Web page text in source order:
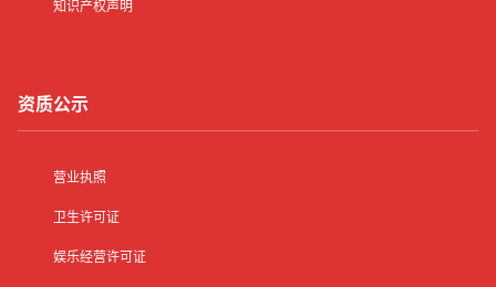
知识产权声明
资质公示
营业执照
卫生许可证
娱乐经营许可证